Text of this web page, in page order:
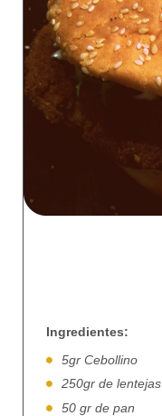
Ingredientes:
5gr Cebollino
250gr de lentejas
50 gr de pan